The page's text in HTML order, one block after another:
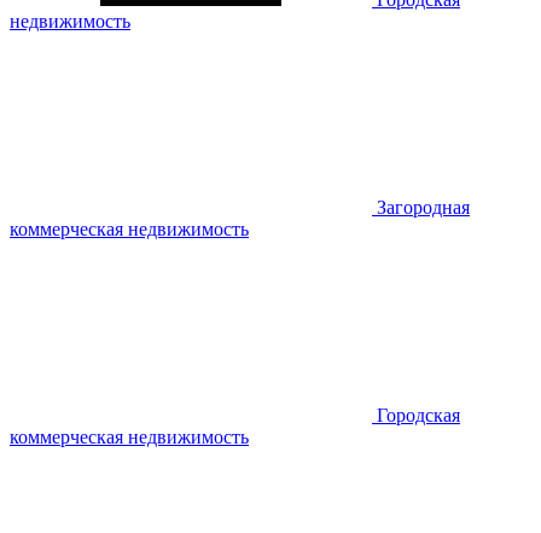
недвижимость
Загородная
коммерческая недвижимость
Городская
коммерческая недвижимость